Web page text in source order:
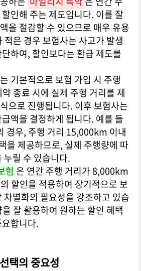
인해 주는 제도입니다. 이를 잘
을 절감할 수 있으므로 매우 유용
적은 경우 보험사는 사고가 발생
하여, 할인보다는 환급 제도를
기본적으로 보험 가입 시 주행
종료 시에 실제 주행 거리를 제
으로 진행됩니다. 이후 보험사는
액을 결정하게 됩니다. 예를 들
경우, 주행 거리 15,000km 이내
을 제공하므로, 실제 주행량에 따
누릴 수 있습니다.
험 은 연간 주행 거리가 8,000km
할인을 적용하여 장기적으로 보
차별화의 필요성을 강조하고 있습
잘 활용하여 원하는 할인 혜택
합니다.
택의 중요성